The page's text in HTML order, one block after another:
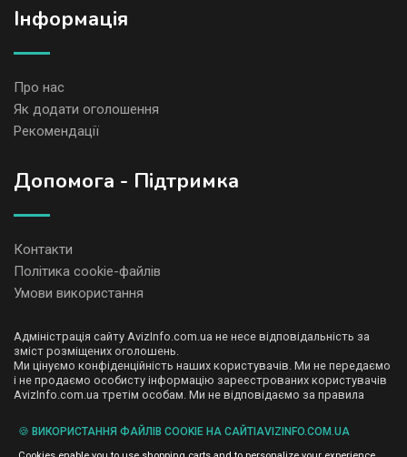
Iнформація
Про нас
Як додати оголошення
Рекомендації
Допомога - Підтримка
Контакти
Політика cookie-файлів
Умови використання
Адміністрація сайту AvizInfo.com.ua не несе відповідальність за
зміст розміщених оголошень.
Ми цінуємо конфіденційність наших користувачів. Ми не передаємо
і не продаємо особисту інформацію зареєстрованих користувачів
AvizInfo.com.ua третім особам. Ми не відповідаємо за правила
деяких сторінках нашого сайту представлена реклама Google
Adsense Advertising Network. Щоб дізнатися детальніше про
правила конфіденційності Googleнатисніть тут.
🍪 ВИКОРИСТАННЯ ФАЙЛІВ COOKIE НА САЙТІAVIZINFO.COM.UA